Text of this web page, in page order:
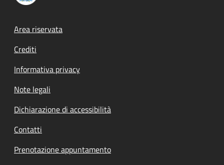
Footer menu
Area riservata
Crediti
Informativa privacy
Note legali
Dichiarazione di accessibilità
Contatti
Prenotazione appuntamento